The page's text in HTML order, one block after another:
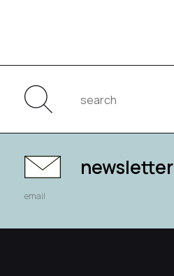
newsletter